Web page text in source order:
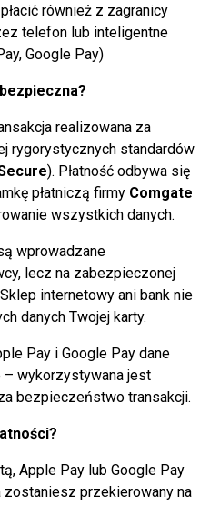
również z zagranicy
telefon lub inteligentne
Google Pay)
realizowana za
rygorystycznych standardów
). Płatność odbywa się
płatniczą firmy Comgate
wszystkich danych.
wprowadzane
lecz na zabezpieczonej
internetowy ani bank nie
danych Twojej karty.
Pay i Google Pay dane
– wykorzystywana jest
bezpieczeństwo transakcji.
Apple Pay lub Google Pay
przekierowany na